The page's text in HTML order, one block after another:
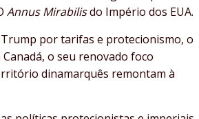
Annus Mirabilisdo Império dos EUA.
por tarifas e protecionismo, o
o seu renovado foco
dinamarquês remontam à